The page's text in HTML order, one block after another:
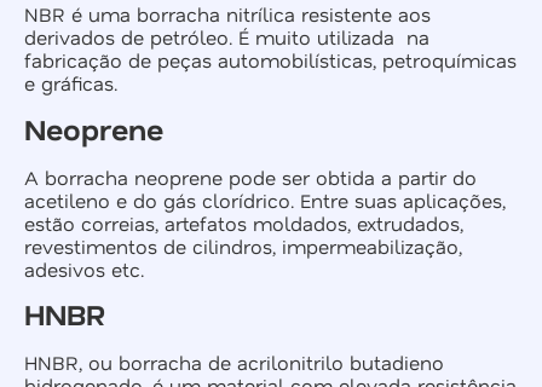
NBR é uma borracha nitrílica resistente aos
derivados de petróleo. É muito utilizada na
fabricação de peças automobilísticas, petroquímicas
e gráficas.
Neoprene
A borracha neoprene pode ser obtida a partir do
acetileno e do gás clorídrico. Entre suas aplicações,
estão correias, artefatos moldados, extrudados,
revestimentos de cilindros, impermeabilização,
adesivos etc.
HNBR
HNBR, ou borracha de acrilonitrilo butadieno